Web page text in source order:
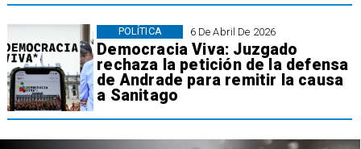
6 De Abril De 2026
Democracia Viva: Juzgado
rechaza la petición de la defensa
de Andrade para remitir la causa
a Sanitago
POLÍTICA